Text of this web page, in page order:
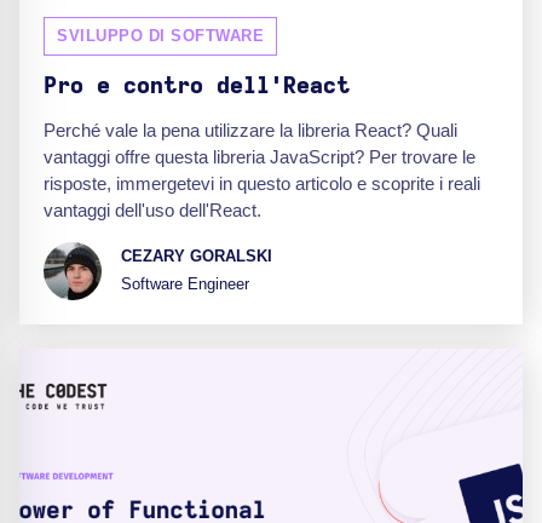
SVILUPPO DI SOFTWARE
Pro e contro dell'React
Perché vale la pena utilizzare la libreria React? Quali
vantaggi offre questa libreria JavaScript? Per trovare le
risposte, immergetevi in questo articolo e scoprite i reali
vantaggi dell'uso dell'React.
CEZARY GORALSKI
Software Engineer